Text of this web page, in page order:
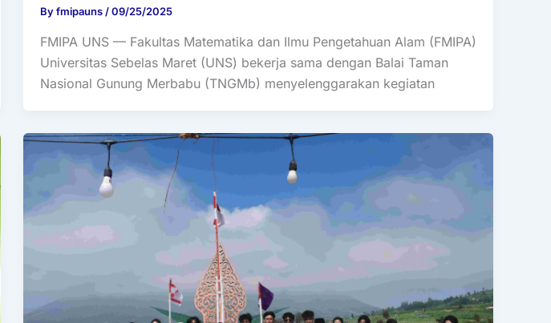
Byfmipauns/09/25/2025
FMIPA UNS — Fakultas Matematika dan Ilmu Pengetahuan Alam (FMIPA)
Universitas Sebelas Maret (UNS) bekerja sama dengan Balai Taman
Nasional Gunung Merbabu (TNGMb) menyelenggarakan kegiatan